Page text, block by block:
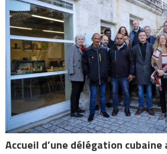
Accueil d’une délégation cubaine